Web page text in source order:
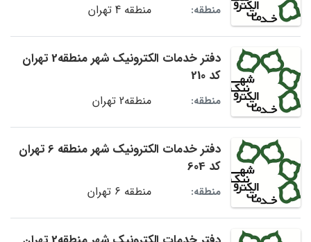
منطقه: منطقه 4 تهران
دفتر خدمات الکترونیک شهر منطقه2 تهران
کد 210
منطقه: منطقه2 تهران
دفتر خدمات الکترونیک شهر منطقه 6 تهران
کد 604
منطقه: منطقه 6 تهران